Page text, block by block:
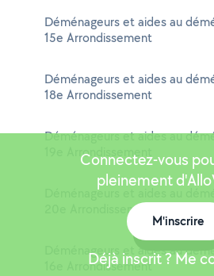
Déménageurs et aides au
15e Arrondissement
Déménageurs et aides au
18e Arrondissement
Déménageurs et aides au
19e Arrondissement
Déménageurs et aides au
20e Arrondissement
Déménageurs et aides au
16e Arrondissement
Connectez-vous
pleinement
M'inscrire
Déjà inscrit ? Me